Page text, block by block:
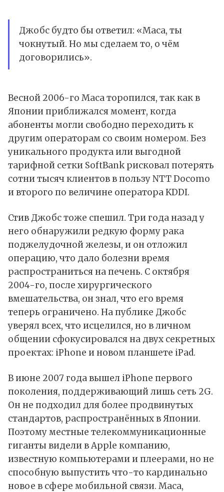
Джобс будто бы ответил: «Маса, ты
чокнутый. Но мы сделаем то, о чём
договорились».
Весной 2006-го Маса торопился, так как в
Японии приближался момент, когда
абоненты могли свободно переходить к
другим операторам со своим номером. Без
уникального продукта или выгодной
тарифной сетки SoftBank рисковал потерять
сотни тысяч клиентов в пользу NTT Docomo
и второго по величине оператора KDDI.
Стив Джобс тоже спешил. Три года назад у
него обнаружили редкую форму рака
поджелудочной железы, и он отложил
операцию, что дало болезни время
распространиться на печень. С октября
2004-го, после хирургического
вмешательства, он знал, что его время
теперь ограничено. На публике Джобс
уверял всех, что исцелился, но в личном
общении сфокусировался на двух секретных
проектах: iPhone и новом планшете iPad.
В июне 2007 года вышел iPhone первого
поколения, поддерживающий лишь сеть 2G.
Он не подходил для более продвинутых
стандартов, распространённых в Японии.
Поэтому местные телекоммуникационные
гиганты видели в Apple компанию,
известную компьютерами и плеерами, но не
способную выпустить что-то кардинально
новое в сфере мобильной связи. Маса,